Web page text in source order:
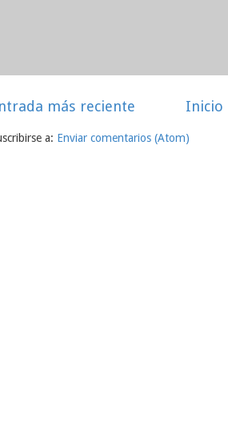
más reciente Inicio
a: Enviar comentarios (Atom)